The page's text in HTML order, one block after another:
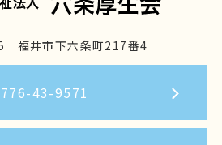
福井市下六条町217番4
43-9571